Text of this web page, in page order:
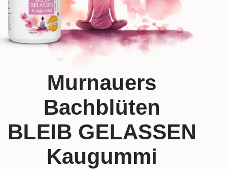
Murnauers
Bachblüten
BLEIB GELASSEN
Kaugummi